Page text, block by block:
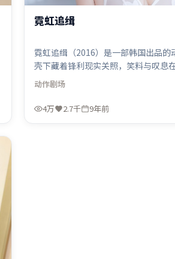
霓虹追缉
霓虹追缉（2016）是一部韩国出品的
壳下藏着锋利现实关照，笑料与叹息
作场面设计讲究空间与节奏，文戏部
耳执导，艾米莉·布朗特、刘德华、
宰、吴京等联袂出演。影片于2016年
动作剧场
4万 2.7千 9年前